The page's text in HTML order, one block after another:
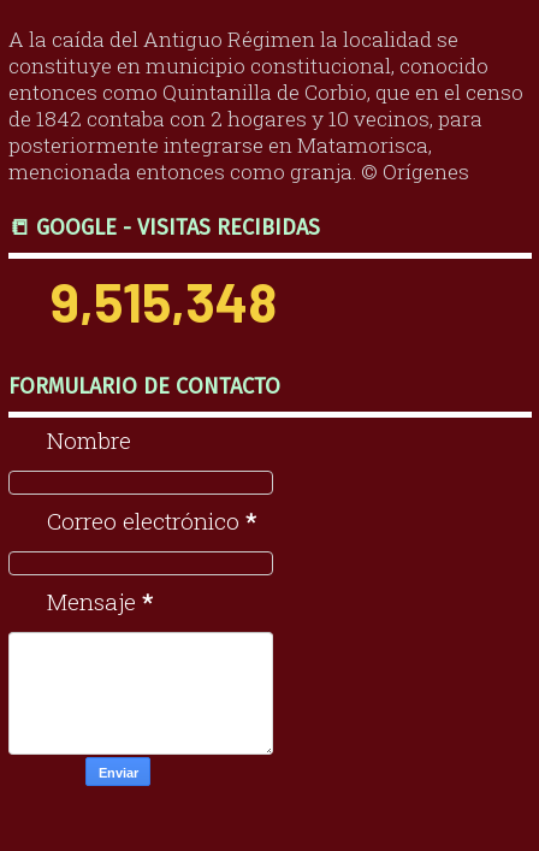
A la caída del Antiguo Régimen la localidad se
constituye en municipio constitucional, conocido
entonces como Quintanilla de Corbio, que en el censo
de 1842 contaba con 2 hogares y 10 vecinos, para
posteriormente integrarse en Matamorisca,
mencionada entonces como granja. © Orígenes
📒 GOOGLE - VISITAS RECIBIDAS
9,515,348
FORMULARIO DE CONTACTO
Nombre
Correo electrónico *
Mensaje *